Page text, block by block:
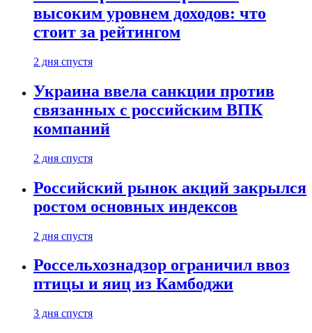
высоким уровнем доходов: что
стоит за рейтингом
2 дня спустя
Украина ввела санкции против
связанных с российским ВПК
компаний
2 дня спустя
Российский рынок акций закрылся
ростом основных индексов
2 дня спустя
Россельхознадзор ограничил ввоз
птицы и яиц из Камбоджи
3 дня спустя